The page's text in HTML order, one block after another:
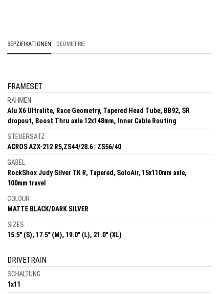
SEPZIFIKATIONEN GEOMETRIE
FRAMESET
RAHMEN
Alu X6 Ultralite, Race Geometry, Tapered Head Tube, BB92, SR
dropout, Boost Thru axle 12x148mm, Inner Cable Routing
STEUERSATZ
ACROS AZX-212 R5,ZS44/28.6 | ZS56/40
GABEL
RockShox Judy Silver TK R, Tapered, SoloAir, 15x110mm axle,
100mm travel
COLOUR
MATTE BLACK/DARK SILVER
SIZES
15.5" (S), 17.5" (M), 19.0" (L), 21.0" (XL)
DRIVETRAIN
SCHALTUNG
1x11